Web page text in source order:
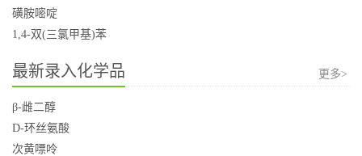
磺胺嘧啶
1,4-双(三氯甲基)苯
最新录入化学品 更多>
β-雌二醇
D-环丝氨酸
次黄嘌呤